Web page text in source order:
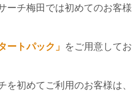
ーチ梅田では初めてのお客様
ートパック」 をご用意してお
を初めてご利用のお客様は、